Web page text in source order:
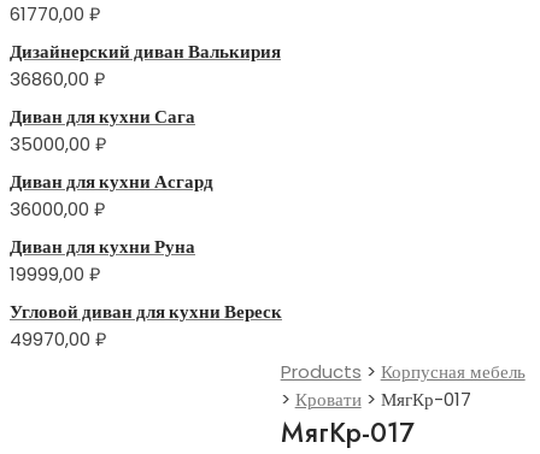
61770,00 ₽
Дизайнерский диван Валькирия
36860,00 ₽
Диван для кухни Сага
35000,00 ₽
Диван для кухни Асгард
36000,00 ₽
Диван для кухни Руна
19999,00 ₽
Угловой диван для кухни Вереск
49970,00 ₽
Products > Корпусная мебель
> Кровати> МягКр-017
МягКр-017